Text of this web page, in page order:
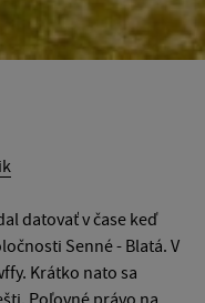
datovať v čase keď
Senné - Blatá. V
Krátko nato sa
Poľovné právo na